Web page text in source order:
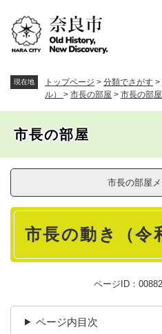
現在地 トップページ > 分類でさがす >
ル） > 市長の部屋 > 市長の部屋
市長の部屋
市長の部屋
本
市長の動き（令
ページID：
ページ内目次